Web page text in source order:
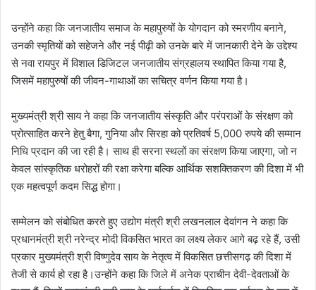
उन्होंने कहा कि जनजातीय समाज के महापुरुषों के योगदान को स्मरणीय बनाने,
उनकी स्मृतियों को सहेजने और नई पीढ़ी को उनके बारे में जानकारी देने के उद्देश्य
से नवा रायपुर में विशाल डिजिटल जनजातीय संग्रहालय स्थापित किया गया है,
जिसमें महापुरुषों की जीवन-गाथाओं का सचित्र वर्णन किया गया है।
मुख्यमंत्री श्री साय ने कहा कि जनजातीय संस्कृति और परंपराओं के संरक्षण को
प्रोत्साहित करने हेतु बैगा, गुनिया और सिरहा को प्रतिवर्ष 5,000 रुपये की सम्मान
निधि प्रदान की जा रही है। साथ ही सरना स्थलों का संरक्षण किया जाएगा, जो न
केवल सांस्कृतिक धरोहरों की रक्षा करेगा बल्कि आर्थिक सशक्तिकरण की दिशा में भी
एक महत्वपूर्ण कदम सिद्ध होगा।
सम्मेलन को संबोधित करते हुए उद्योग मंत्री श्री लखनलाल देवांगन ने कहा कि
प्रधानमंत्री श्री नरेन्द्र मोदी विकसित भारत का लक्ष्य लेकर आगे बढ़ रहे हैं, उसी
प्रकार मुख्यमंत्री श्री विष्णुदेव साय के नेतृत्व में विकसित छत्तीसगढ़ की दिशा में
तेजी से कार्य हो रहा है।उन्होंने कहा कि जिले में अनेक प्राचीन देवी-देवताओं के